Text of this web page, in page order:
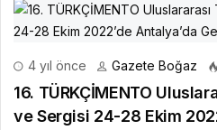
4 yıl önce Gazete Boğaz
16. TÜRKÇİMENTO
ve Sergisi 24-28 Ekim